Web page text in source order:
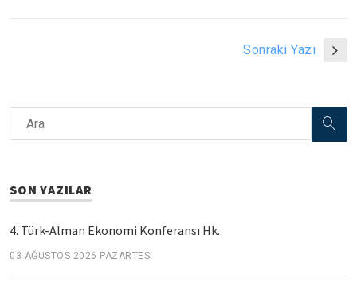
Sonraki Yazı
SON YAZILAR
4. Türk-Alman Ekonomi Konferansı Hk.
03 AĞUSTOS 2026 PAZARTESI